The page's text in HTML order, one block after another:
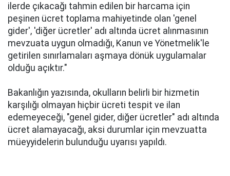
ilerde çıkacağı tahmin edilen bir harcama için
peşinen ücret toplama mahiyetinde olan 'genel
gider', 'diğer ücretler' adı altında ücret alınmasının
mevzuata uygun olmadığı, Kanun ve Yönetmelik'le
getirilen sınırlamaları aşmaya dönük uygulamalar
olduğu açıktır."
Bakanlığın yazısında, okulların belirli bir hizmetin
karşılığı olmayan hiçbir ücreti tespit ve ilan
edemeyeceği, "genel gider, diğer ücretler" adı altında
ücret alamayacağı, aksi durumlar için mevzuatta
müeyyidelerin bulunduğu uyarısı yapıldı.